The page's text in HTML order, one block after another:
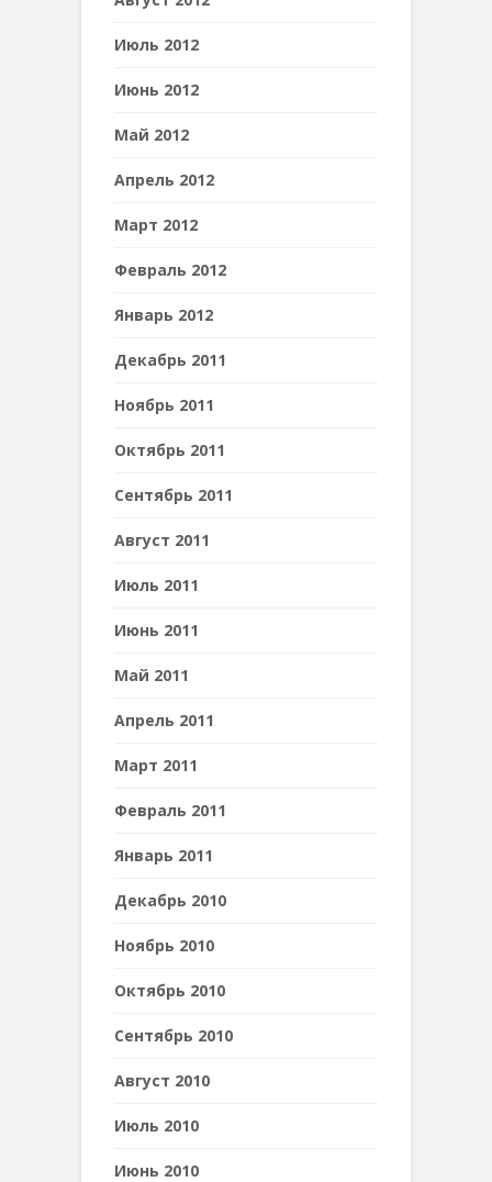
Июль 2012
Июнь 2012
Май 2012
Апрель 2012
Март 2012
Февраль 2012
Январь 2012
Декабрь 2011
Ноябрь 2011
Октябрь 2011
Сентябрь 2011
Август 2011
Июль 2011
Июнь 2011
Май 2011
Апрель 2011
Март 2011
Февраль 2011
Январь 2011
Декабрь 2010
Ноябрь 2010
Октябрь 2010
Сентябрь 2010
Август 2010
Июль 2010
Июнь 2010